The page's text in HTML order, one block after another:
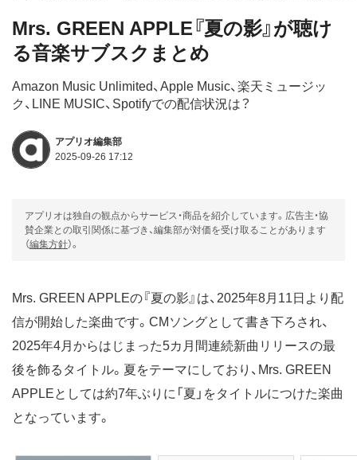
Mrs. GREEN APPLE『夏の影』が聴け
る音楽サブスクまとめ
Amazon Music Unlimited、Apple Music、楽天ミュージッ
ク、LINE MUSIC、Spotifyでの配信状況は？
アプリオ編集部
2025-09-26 17:12
アプリオは独自の観点からサービス・商品を紹介しています。広告主・協
賛企業との取引関係に基づき、編集部が対価を受け取ることがあります
（編集方針）。
Mrs. GREEN APPLEの『夏の影』は、2025年8月11日より配
信が開始した楽曲です。CMソングとして書き下ろされ、
2025年4月からはじまった5カ月間連続新曲リリースの最
後を飾るタイトル。夏をテーマにしており、Mrs. GREEN
APPLEとしては約7年ぶりに「夏」をタイトルにつけた楽曲
となっています。